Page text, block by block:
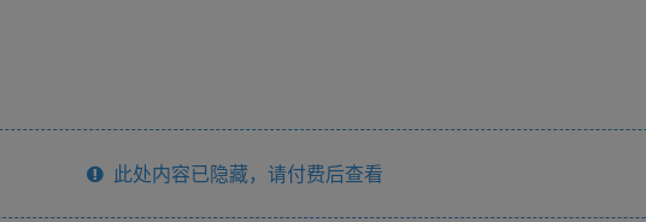
此处内容已隐藏，请付费后查看